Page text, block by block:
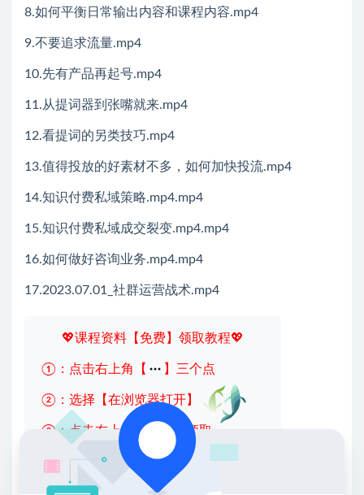
8.如何平衡日常输出内容和课程内容.mp4
9.不要追求流量.mp4
10.先有产品再起号.mp4
11.从提词器到张嘴就来.mp4
12.看提词的另类技巧.mp4
13.值得投放的好素材不多，如何加快投流.mp4
14.知识付费私域策略.mp4.mp4
15.知识付费私域成交裂变.mp4.mp4
16.如何做好咨询业务.mp4.mp4
17.2023.07.01_社群运营战术.mp4
💖课程资料【免费】领取教程💖
①：点击右上角【 】三个点
②：选择【在浏览器打开】
③：点击右上方【登录】领取
限时活动：注册新用户赠送VIP